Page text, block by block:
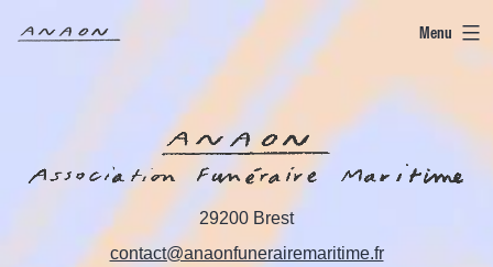
auAnaon Menu
C
29200 Brest
contact@anaonfunerairemaritime.fr